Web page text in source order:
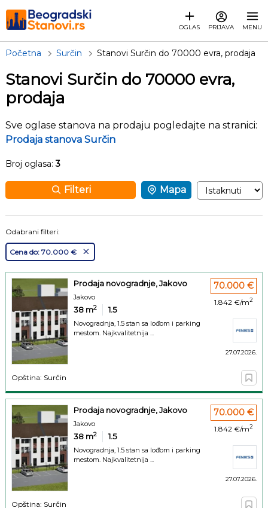
OGLAS PRIJAVA MENU
Početna Surčin Stanovi Surčin do 70000 evra, prodaja
Stanovi Surčin do 70000 evra,
prodaja
Sve oglase stanova na prodaju pogledajte na stranici:
Prodaja stanova Surčin
Broj oglasa:3
Filteri Mapa
Odabrani filteri:
Cena do: 70.000 €
Prodaja novogradnje, Jakovo
Jakovo
38 m2 1.5
Novogradnja, 1.5 stan sa lođom i parking
mestom. Najkvalitetnija ...
70.000 €
1.842 €/m2
27.07.2026.
Opština: Surčin
Prodaja novogradnje, Jakovo
Jakovo
38 m2 1.5
Novogradnja, 1.5 stan sa lođom i parking
mestom. Najkvalitetnija ...
70.000 €
1.842 €/m2
27.07.2026.
Opština: Surčin